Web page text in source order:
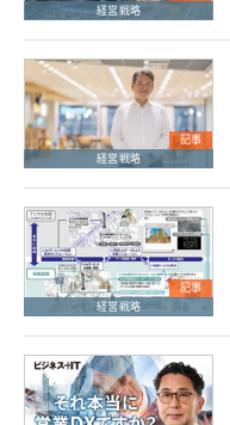
経営戦略
記事
経営戦略
記事
経営戦略